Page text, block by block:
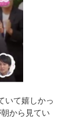
いて嬉しかっ
から見てい